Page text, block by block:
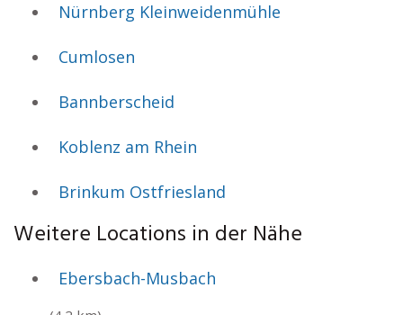
Nürnberg Kleinweidenmühle
Cumlosen
Bannberscheid
Koblenz am Rhein
Brinkum Ostfriesland
Weitere Locations in der Nähe
Ebersbach-Musbach